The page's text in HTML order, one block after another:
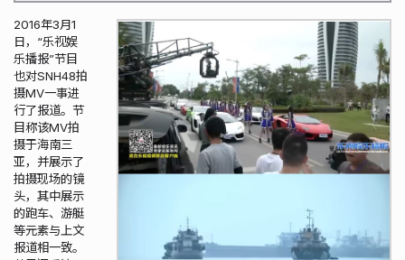
2016年3月1
日，“乐视娱
乐播报”节目
也对SNH48拍
摄MV一事进
行了报道。节
目称该MV拍
摄于海南三
亚，并展示了
拍摄现场的镜
头，其中展示
的跑车、游艇
等元素与上文
报道相一致。